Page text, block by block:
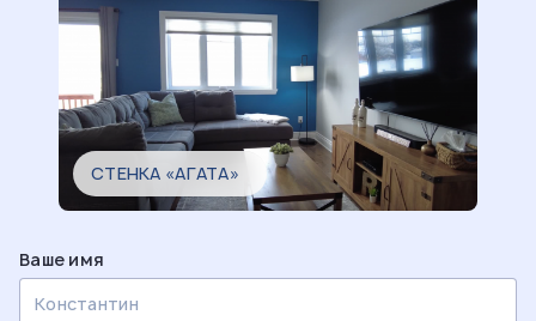
СТЕНКА «АГАТА»
Ваше имя